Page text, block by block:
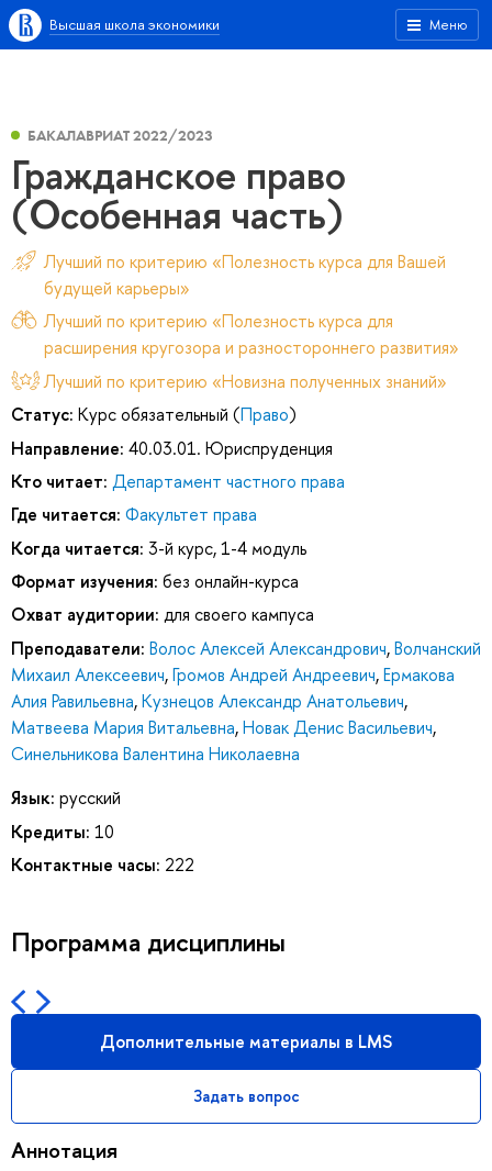
Меню
Высшая школа экономики
БАКАЛАВРИАТ 2022/2023
Гражданское право
(Особенная часть)
Лучший по критерию «Полезность курса для Вашей
будущей карьеры»
Лучший по критерию «Полезность курса для
расширения кругозора и разностороннего развития»
Лучший по критерию «Новизна полученных знаний»
Статус: Курс обязательный (Право)
Направление: 40.03.01. Юриспруденция
Кто читает: Департамент частного права
Где читается: Факультет права
Когда читается: 3-й курс, 1-4 модуль
Формат изучения: без онлайн-курса
Охват аудитории: для своего кампуса
Преподаватели: Волос Алексей Александрович,Волчанский
Михаил Алексеевич,Громов Андрей Андреевич,Ермакова
Алия Равильевна,Кузнецов Александр Анатольевич,
Матвеева Мария Витальевна,Новак Денис Васильевич,
Синельникова Валентина Николаевна
Язык: русский
Кредиты: 10
Контактные часы: 222
Программа дисциплины
Дополнительные материалы в LMS
Задать вопрос
Аннотация